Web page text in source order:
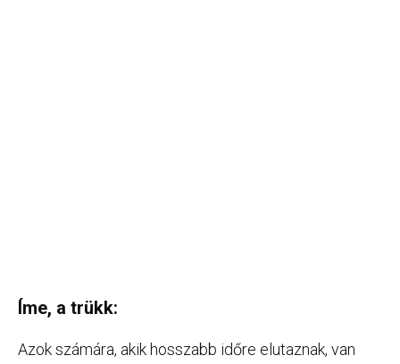
Íme, a trükk:
Azok számára, akik hosszabb időre elutaznak, van